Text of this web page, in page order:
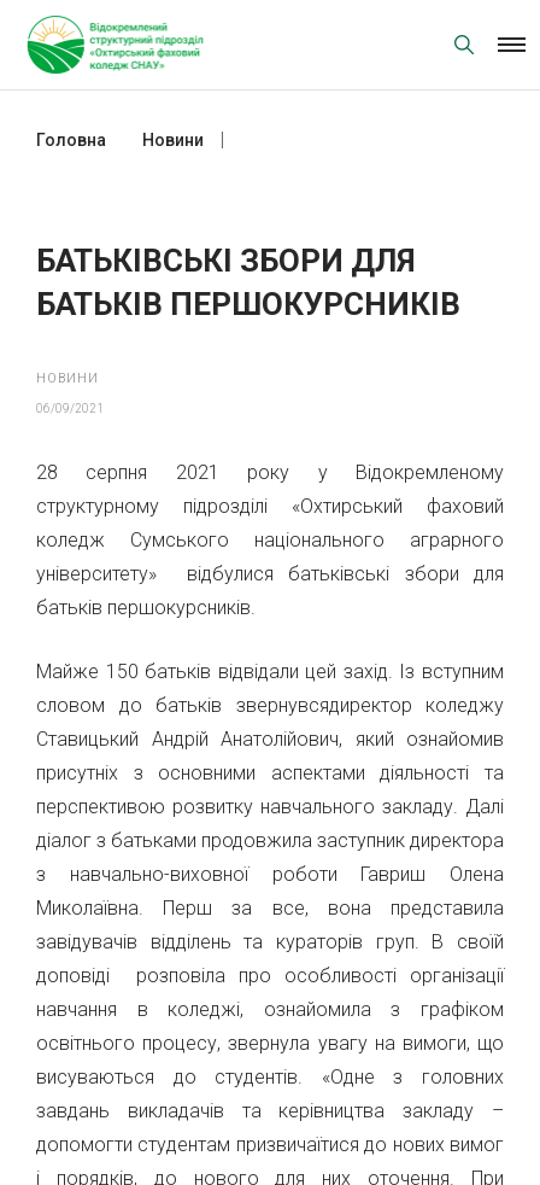
content
Головна Новини
БАТЬКІВСЬКІ ЗБОРИ ДЛЯ
БАТЬКІВ ПЕРШОКУРСНИКІВ
НОВИНИ
06/09/2021
28 серпня 2021 року у Відокремленому
структурному підрозділі «Охтирський фаховий
коледж Сумського національного аграрного
університету» відбулися батьківські збори для
батьків першокурсників.
Майже 150 батьків відвідали цей захід. Із вступним
словом до батьків звернувсядиректор коледжу
Ставицький Андрій Анатолійович, який ознайомив
присутніх з основними аспектами діяльності та
перспективою розвитку навчального закладу. Далі
діалог з батьками продовжила заступник директора
з навчально-виховної роботи Гавриш Олена
Миколаївна. Перш за все, вона представила
завідувачів відділень та кураторів груп. В своїй
доповіді розповіла про особливості організації
навчання в коледжі, ознайомила з графіком
освітнього процесу, звернула увагу на вимоги, що
висуваються до студентів. «Одне з головних
завдань викладачів та керівництва закладу –
допомогти студентам призвичаїтися до нових вимог
і порядків, до нового для них оточення. При